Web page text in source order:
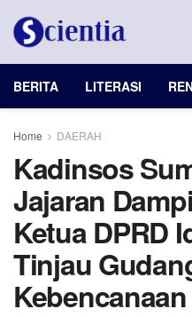
BERITA LITERASI
Home DAERAH
Kadinsos
Jajaran
Ketua DPRD
Tinjau
Kebencanaan